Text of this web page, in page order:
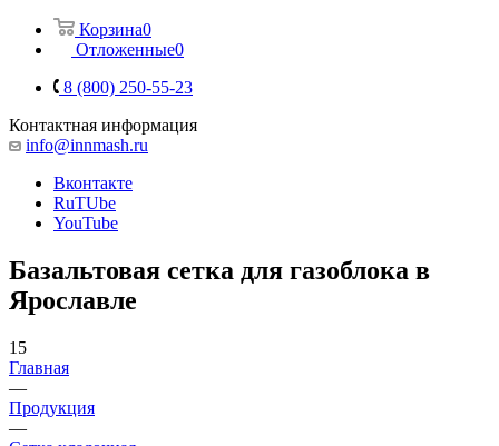
Корзина0
Отложенные0
8 (800) 250-55-23
Контактная информация
info@innmash.ru
Вконтакте
RuTUbe
YouTube
Базальтовая сетка для газоблока в
Ярославле
15
Главная
—
Продукция
—